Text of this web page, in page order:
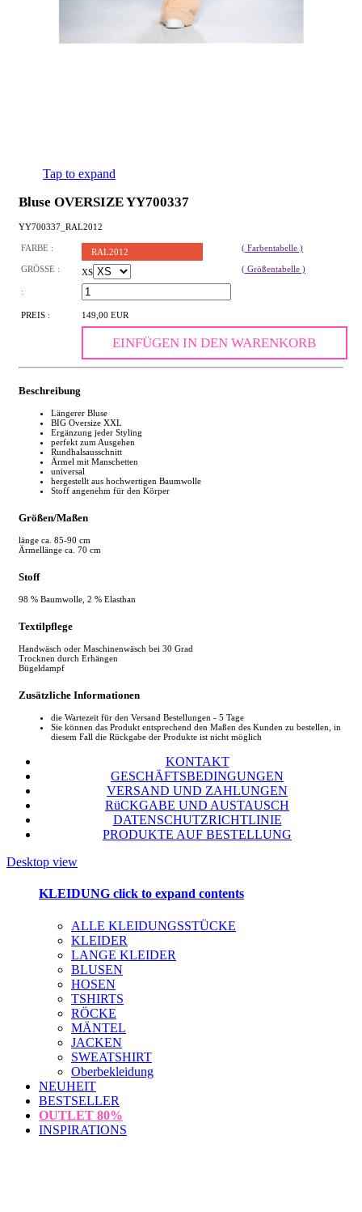
Tap to expand
Bluse OVERSIZE YY700337
YY700337_RAL2012
FARBE : RAL2012 ( Farbentabelle )
GRÖSSE : XS ( Größentabelle )
:
PREIS : 149,00 EUR
EINFÜGEN IN DEN WARENKORB
Beschreibung
Längerer Bluse
BIG Oversize XXL
Ergänzung jeder Styling
perfekt zum Ausgehen
Rundhalsausschnitt
Ärmel mit Manschetten
universal
hergestellt aus hochwertigen Baumwolle
Stoff angenehm für den Körper
Größen/Maßen
länge ca. 85-90 cm
Ärmellänge ca. 70 cm
Stoff
98 % Baumwolle, 2 % Elasthan
Textilpflege
Handwäsch oder Maschinenwäsch bei 30 Grad
Trocknen durch Erhängen
Bügeldampf
Zusätzliche Informationen
die Wartezeit für den Versand Bestellungen - 5 Tage
Sie können das Produkt entsprechend den Maßen des Kunden zu bestellen, in
diesem Fall die Rückgabe der Produkte ist nicht möglich
KONTAKT
GESCHÄFTSBEDINGUNGEN
VERSAND UND ZAHLUNGEN
RüCKGABE UND AUSTAUSCH
DATENSCHUTZRICHTLINIE
PRODUKTE AUF BESTELLUNG
Desktop view
KLEIDUNG click to expand contents
ALLE KLEIDUNGSSTÜCKE
KLEIDER
LANGE KLEIDER
BLUSEN
HOSEN
TSHIRTS
RÖCKE
MÄNTEL
JACKEN
SWEATSHIRT
Oberbekleidung
NEUHEIT
BESTSELLER
OUTLET 80%
INSPIRATIONS